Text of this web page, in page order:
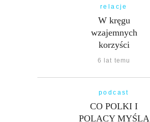
relacje
W kręgu
wzajemnych
korzyści
6 lat temu
podcast
CO POLKI I
POLACY MYŚLĄ